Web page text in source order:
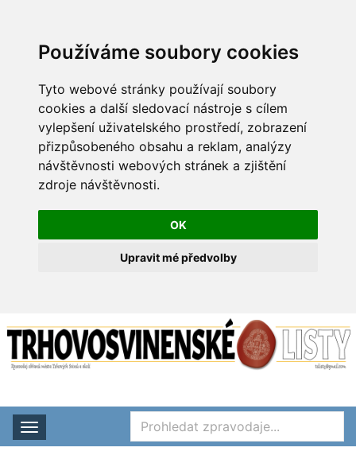
Používáme soubory cookies
Tyto webové stránky používají soubory
cookies a další sledovací nástroje s cílem
vylepšení uživatelského prostředí, zobrazení
přizpůsobeného obsahu a reklam, analýzy
návštěvnosti webových stránek a zjištění
zdroje návštěvnosti.
OK
Upravit mé předvolby
Rozbalit nabídku